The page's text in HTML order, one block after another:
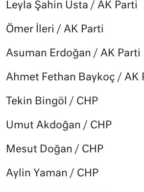
Leyla Şahin Usta / AK Parti
Ömer İleri / AK Parti
Asuman Erdoğan / AK Parti
Ahmet Fethan Baykoç / AK
Tekin Bingöl / CHP
Umut Akdoğan / CHP
Mesut Doğan / CHP
Aylin Yaman / CHP